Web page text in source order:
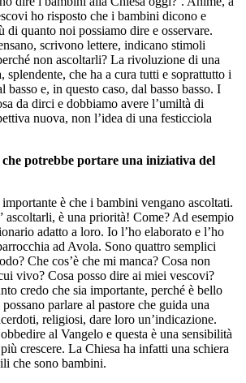
ho risposto che i bambini dicono e
di quanto noi possiamo dire e osservare.
scrivono lettere, indicano stimoli
non ascoltarli? La rivoluzione di una
splendente, che ha a cura tutti e soprattutto i
basso e, in questo caso, dal basso basso. I
da dirci e dobbiamo avere l’umiltà di
nuova, non l’idea di una festicciola
potrebbe portare una iniziativa del
è che i bambini vengano ascoltati.
ascoltarli, è una priorità! Come? Ad esempio
adatto a loro. Io l’ho elaborato e l’ho
ad Avola. Sono quattro semplici
Che cos’è che mi manca? Cosa non
vivo? Cosa posso dire ai miei vescovi?
credo che sia importante, perché è bello
parlare al pastore che guida una
religiosi, dare loro un’indicazione.
al Vangelo e questa è una sensibilità
crescere. La Chiesa ha infatti una schiera
che sono bambini.